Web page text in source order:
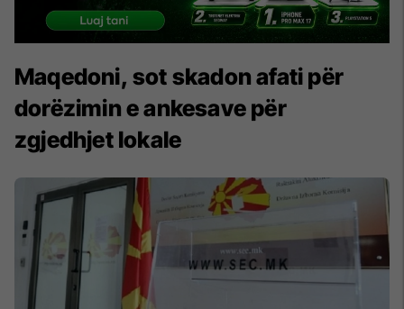
Maqedoni, sot skadon afati për
dorëzimin e ankesave për
zgjedhjet lokale